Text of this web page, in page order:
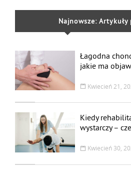
Najnowsze:
Łagodna
jakie ma
Kwiecień 21,
Kiedy
wystarczy –
Kwiecień 30,